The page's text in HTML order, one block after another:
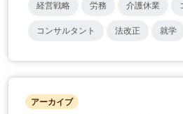
経営戦略 労務 介護休業
コンサルタント 法改正 就学
アーカイブ